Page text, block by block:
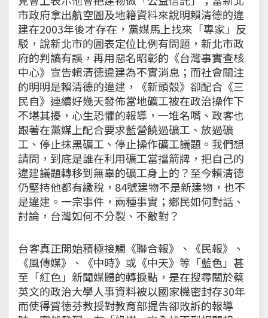
市政府拿出航空圖及地籍資料來說明賴清德的違
建在2003年後才存在，黨媒馬上找來「專家」反
駁，說新北市的圖表定位比例有問題，新北市政
府的判讀有誤，再用惡名昭彰的《台灣事實查核
中心》宣告賴清徳違建為不實消息；而社會關注
的明明是賴清德的違建，《新頭殼》卻配合《三
民自》連續好幾天發佈當地礦工被在政治操作下
不堪其擾，心生恐懼的報導，一堆名嘴、政客也
跟著在黨媒上配合要求藍營饒過礦工、放過礦
工、停止抹黑礦工、停止操作礦工議題。我們想
請問，到底是誰在利用礦工當擋箭牌，把自己的
違建議題轉移到無辜的礦工身上的？至今賴清德
仍堅持他都有繳稅，84號建物不是新建物，也不
是違建。一宗事件，兩種事實；鄉民如何對話、
討論，台灣如何不分裂、不敵對？
台客真正開始積極接觸《聯合報》、《民報》、
《風傳媒》、《中時》或《中天》等「藍色」甚
至「紅色」新聞媒體的轉捩點，是在搜尋關於蔡
英文的政治大學人事資料被以國家機密封存30年
而使得賀徳芬教授對教育部提告卻敗訴的報導